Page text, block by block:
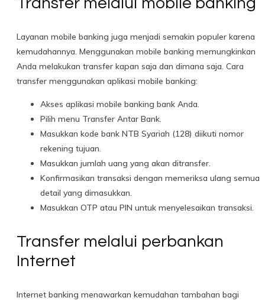
Layanan mobile banking juga menjadi semakin populer karena
kemudahannya. Menggunakan mobile banking memungkinkan
Anda melakukan transfer kapan saja dan dimana saja. Cara
transfer menggunakan aplikasi mobile banking:
Akses aplikasi mobile banking bank Anda.
Pilih menu Transfer Antar Bank.
Masukkan kode bank NTB Syariah (128) diikuti nomor
rekening tujuan.
Masukkan jumlah uang yang akan ditransfer.
Konfirmasikan transaksi dengan memeriksa ulang semua
detail yang dimasukkan.
Masukkan OTP atau PIN untuk menyelesaikan transaksi.
Transfer melalui perbankan
Internet
Internet banking menawarkan kemudahan tambahan bagi